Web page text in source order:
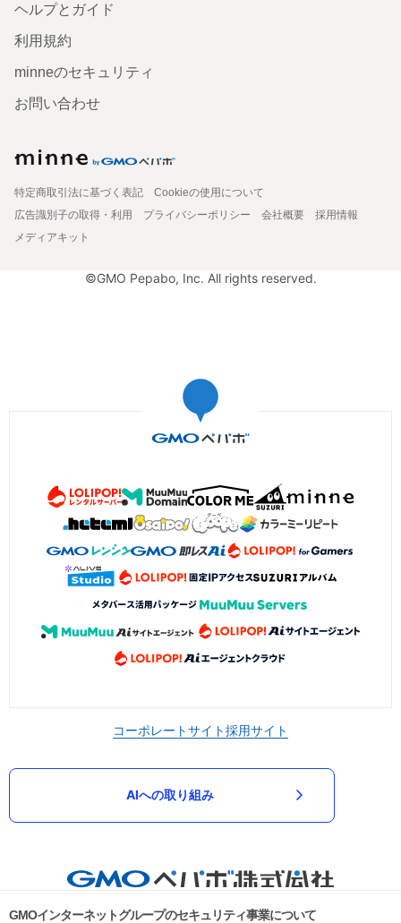
ヘルプとガイド
利用規約
minneのセキュリティ
お問い合わせ
特定商取引法に基づく表記
Cookieの使用について
広告識別子の取得・利用
プライバシーポリシー 会社概要
採用情報
メディアキット
©GMO Pepabo, Inc. All rights reserved.
コーポレートサイト採用サイト
AIへの取り組み
GMOインターネットグループのセキュリティ事業について